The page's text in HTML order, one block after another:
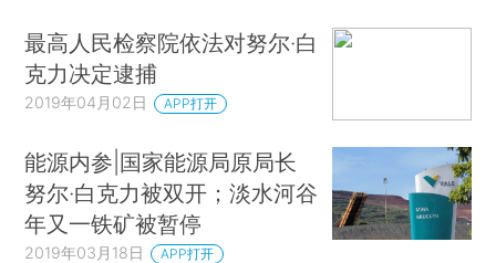
最高人民检察院依法对努尔·白
克力决定逮捕
2019年04月02日 APP打开
能源内参|国家能源局原局长
努尔·白克力被双开；淡水河谷
年又一铁矿被暂停
2019年03月18日 APP打开